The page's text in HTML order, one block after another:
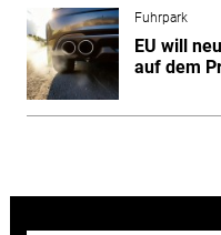
Fuhrpark
EU will
auf dem